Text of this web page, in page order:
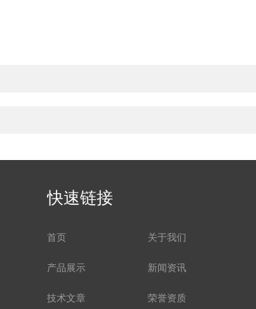
快速链接
首页 关于我们
产品展示 新闻资讯
技术文章 荣誉资质